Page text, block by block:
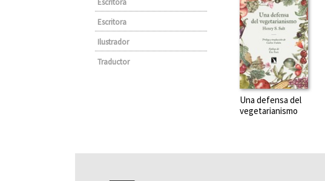
Escritora
Escritora
Ilustrador
Traductor
Una defensa del
vegetarianismo